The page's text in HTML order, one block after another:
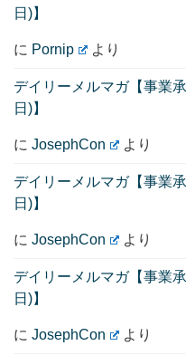
日)】
に Pornip より
デイリーメルマガ【事業
日)】
に JosephCon より
デイリーメルマガ【事業
日)】
に JosephCon より
デイリーメルマガ【事業
日)】
に JosephCon より